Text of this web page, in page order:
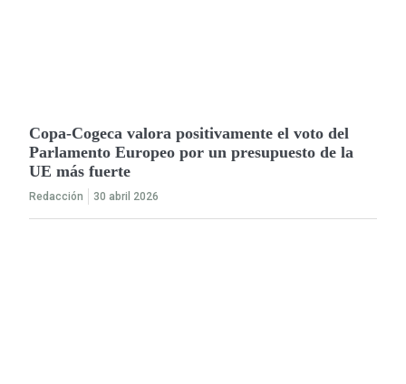
Copa-Cogeca valora positivamente el voto del
Parlamento Europeo por un presupuesto de la
UE más fuerte
Redacción 30 abril 2026